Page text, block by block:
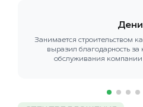
Занимается строительством
выразил благодарность за
обслуживания компании